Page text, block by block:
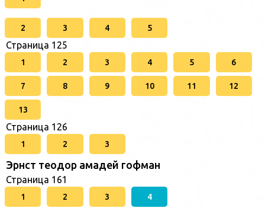
2 3 4 5
Страница 125
1 2 3 4 5 6
7 8 9 10 11 12
13
Страница 126
1 2 3
Эрнст теодор амадей гофман
Страница 161
1 2 3 4